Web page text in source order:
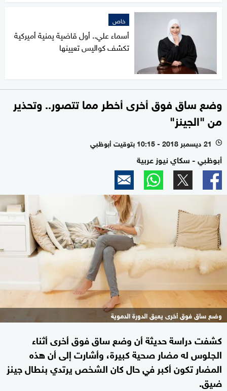
خاص
أسماء علي.. أول قاضية يمنية أميركية
تكشف كواليس تعيينها
وضع ساق فوق أخرى أخطر مما تتصور.. وتحذير
من "الجينز"
l 21 ديسمبر 2018 - 10:15 بتوقيت أبوظبي
أبوظبي - سكاي نيوز عربية
وضع ساق فوق أخرى يعيق الدورة الدموية
كشفت دراسة حديثة أن وضع ساق فوق أخرى أثناء
الجلوس له مضار صحية كبيرة، وأشارت إلى أن هذه
المضار تكون أكبر في حال كان الشخص يرتدي بنطال جينز
ضيق.